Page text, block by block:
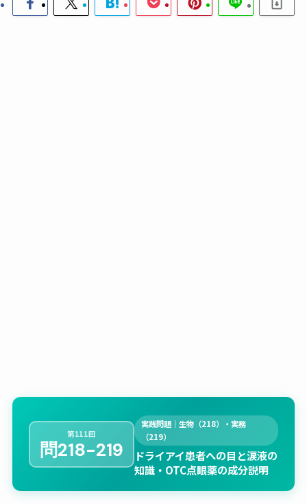
第111回
問218-219
実践問題｜生物（218）・実務
（219）
ドライアイ患者への目と涙液の
知識・OTC点眼薬の成分説明